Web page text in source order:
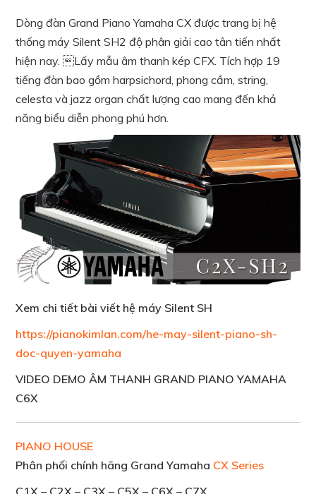
Dòng đàn Grand Piano Yamaha CX được trang bị hệ
thống máy Silent SH2 độ phân giải cao tân tiến nhất
hiện nay. Lấy mẫu âm thanh kép CFX. Tích hợp 19
tiếng đàn bao gồm harpsichord, phong cầm, string,
celesta và jazz organ chất lượng cao mang đến khả
năng biểu diễn phong phú hơn.
Xem chi tiết bài viết hệ máy Silent SH
https://pianokimlan.com/he-may-silent-piano-sh-
doc-quyen-yamaha
VIDEO DEMO ÂM THANH GRAND PIANO YAMAHA
C6X
PIANO HOUSE
Phân phối chính hãng Grand Yamaha CX Series
C1X – C2X – C3X – C5X – C6X – C7X